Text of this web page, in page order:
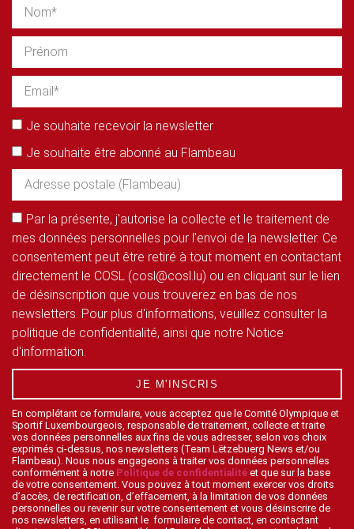
Je souhaite recevoir la newsletter
Je souhaite être abonné au Flambeau
Par la présente, j'autorise la collecte et le traitement de
mes données personnelles pour l'envoi de la newsletter. Ce
consentement peut être retiré à tout moment en contactant
directement le COSL (cosl@cosl.lu) ou en cliquant sur le lien
de désinscription que vous trouverez en bas de nos
newsletters. Pour plus d'informations, veuillez consulter la
politique de confidentialité, ainsi que notre Notice
d'information.
JE M'INSCRIS
En complétant ce formulaire, vous acceptez que le Comité Olympique et
Sportif Luxembourgeois, responsable de traitement, collecte et traite
vos données personnelles aux fins de vous adresser, selon vos choix
exprimés ci-dessus, nos newsletters (Team Lëtzebuerg News et/ou
Flambeau). Nous nous engageons à traiter vos données personnelles
conformément à notre Politique de confidentialité et que sur la base
de votre consentement. Vous pouvez à tout moment exercer vos droits
d’accès, de rectification, d’effacement, à la limitation de vos données
personnelles ou revenir sur votre consentement et vous désinscrire de
nos newsletters, en utilisant le formulaire de contact, en contactant